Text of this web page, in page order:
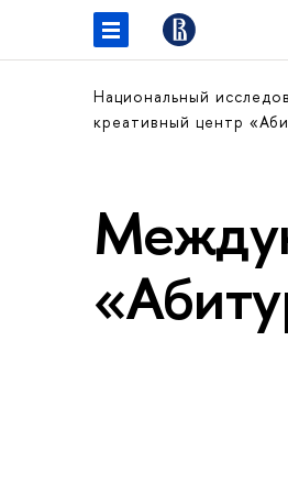
Национальный
креативный центр